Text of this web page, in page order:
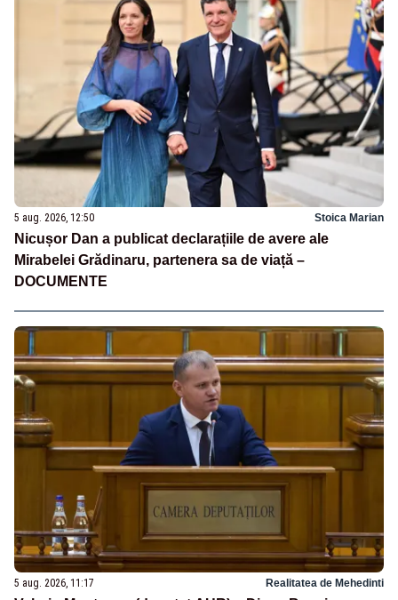
5 aug. 2026, 12:50 Stoica Marian
Nicușor Dan a publicat declarațiile de avere ale
Mirabelei Grădinaru, partenera sa de viață –
DOCUMENTE
5 aug. 2026, 11:17 Realitatea de Mehedinti